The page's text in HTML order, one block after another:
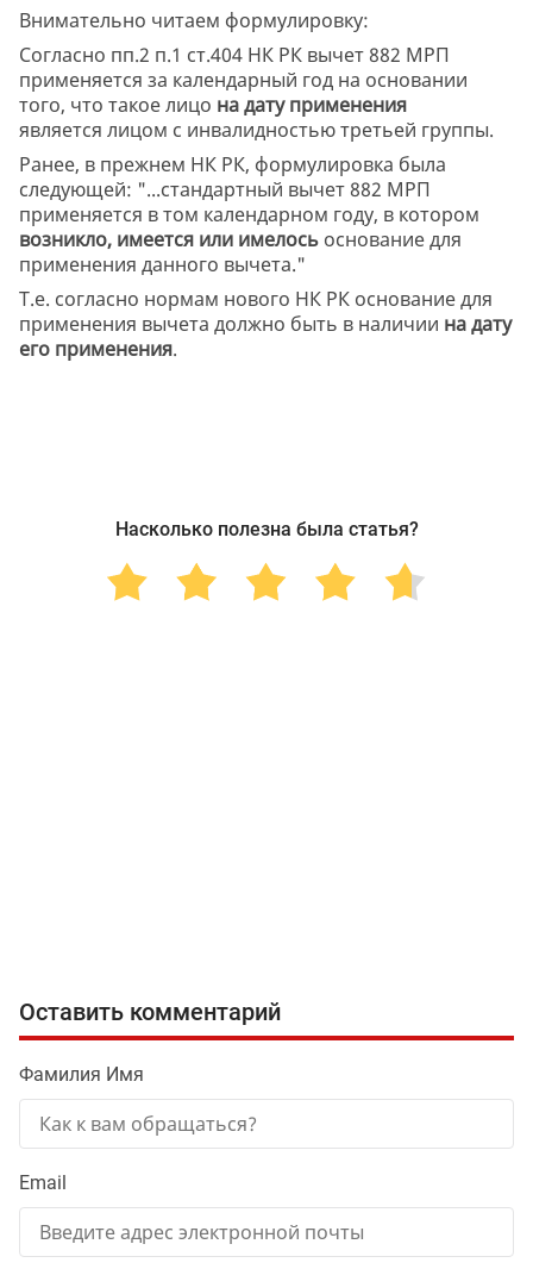
Внимательно читаем формулировку:
Согласно пп.2 п.1 ст.404 НК РК вычет 882 МРП
применяется за календарный год на основании
того, что такое лицо на дату применения
является лицом с инвалидностью третьей группы.
Ранее, в прежнем НК РК, формулировка была
следующей: "...стандартный вычет 882 МРП
применяется в том календарном году, в котором
возникло, имеется или имелось основание для
применения данного вычета."
Т.е. согласно нормам нового НК РК основание для
применения вычета должно быть в наличии на дату
его применения.
Насколько полезна была статья?
Оставить комментарий
Фамилия Имя
Email